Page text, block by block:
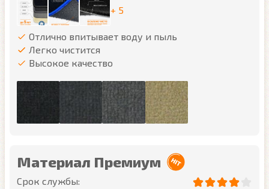
+ 5
Отлично впитывает воду и пыль
Легко чистится
Высокое качество
Материал Премиум
Срок службы: